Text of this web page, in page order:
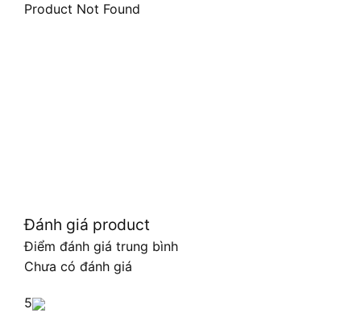
Product Not Found
Đánh giá product
Điểm đánh giá trung bình
Chưa có đánh giá
5